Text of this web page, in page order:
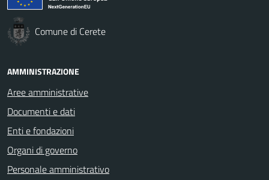
Comune di Cerete
AMMINISTRAZIONE
Aree amministrative
Documenti e dati
Enti e fondazioni
Organi di governo
Personale amministrativo